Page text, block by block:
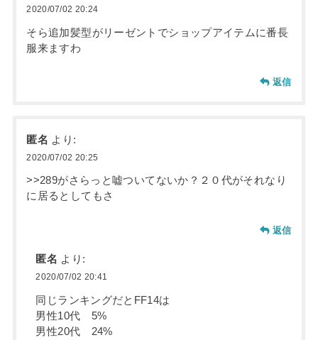
2020/07/02 20:24
そら追加髪型がリーゼントでショップアイテムに番長
服来ますわ
返信
匿名 より:
2020/07/02 20:25
>>289がさらっと嘘ついてないか？２０代がそれなり
に居るとしてもさ
返信
匿名 より:
2020/07/02 20:41
同じランキングだとFF14は
男性10代 5%
男性20代 24%